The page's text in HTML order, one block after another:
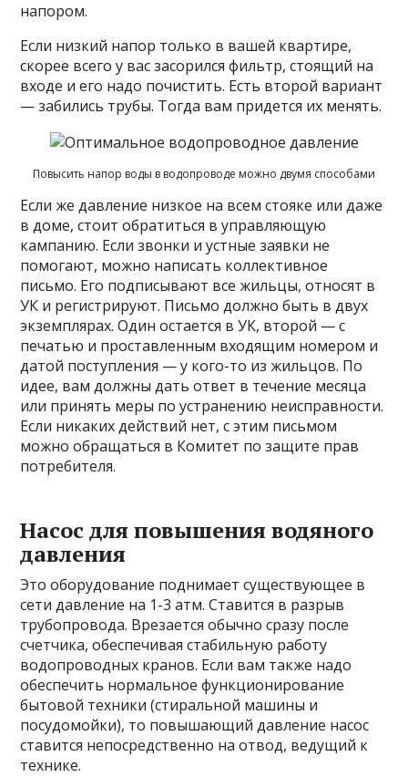
напором.
Если низкий напор только в вашей квартире,
скорее всего у вас засорился фильтр, стоящий на
входе и его надо почистить. Есть второй вариант
— забились трубы. Тогда вам придется их менять.
Повысить напор воды в водопроводе можно двумя способами
Если же давление низкое на всем стояке или даже
в доме, стоит обратиться в управляющую
кампанию. Если звонки и устные заявки не
помогают, можно написать коллективное
письмо. Его подписывают все жильцы, относят в
УК и регистрируют. Письмо должно быть в двух
экземплярах. Один остается в УК, второй — с
печатью и проставленным входящим номером и
датой поступления — у кого-то из жильцов. По
идее, вам должны дать ответ в течение месяца
или принять меры по устранению неисправности.
Если никаких действий нет, с этим письмом
можно обращаться в Комитет по защите прав
потребителя.
Насос для повышения водяного
давления
Это оборудование поднимает существующее в
сети давление на 1-3 атм. Ставится в разрыв
трубопровода. Врезается обычно сразу после
счетчика, обеспечивая стабильную работу
водопроводных кранов. Если вам также надо
обеспечить нормальное функционирование
бытовой техники (стиральной машины и
посудомойки), то повышающий давление насос
ставится непосредственно на отвод, ведущий к
технике.